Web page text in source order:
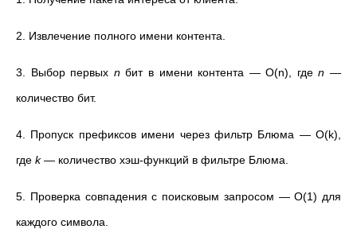
2. Извлечение полного имени контента.
3. Выбор первых nбит в имени контента — O(n), гдеn —
количество бит.
4. Пропуск префиксов имени через фильтр Блюма — O(k),
где k— количество хэш-функций в фильтре Блюма.
5. Проверка совпадения с поисковым запросом — O(1) для
каждого символа.